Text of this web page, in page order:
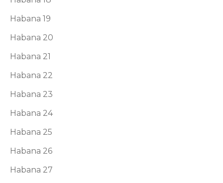
Habana 19
Habana 20
Habana 21
Habana 22
Habana 23
Habana 24
Habana 25
Habana 26
Habana 27